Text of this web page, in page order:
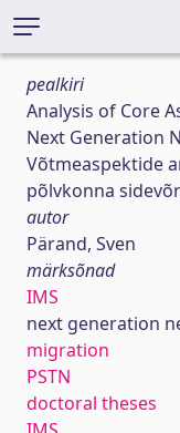
pealkiri
Analysis of Core
Next Generation
Võtmeaspektide
põlvkonna
autor
Pärand, Sven
märksõnad
IMS
next generation
migration
PSTN
doctoral theses